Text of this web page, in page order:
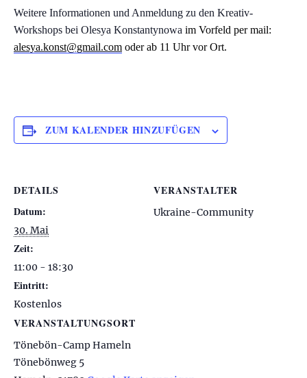
Weitere Informationen und Anmeldung zu den Kreativ-
Workshops bei Olesya Konstantynowa im Vorfeld per mail:
alesya.konst@gmail.com oder ab 11 Uhr vor Ort.
ZUM KALENDER HINZUFÜGEN
DETAILS
Datum:
30. Mai
Zeit:
11:00 - 18:30
Eintritt:
Kostenlos
VERANSTALTUNGSORT
Tönebön-Camp Hameln
Tönebönweg 5
VERANSTALTER
Ukraine-Community